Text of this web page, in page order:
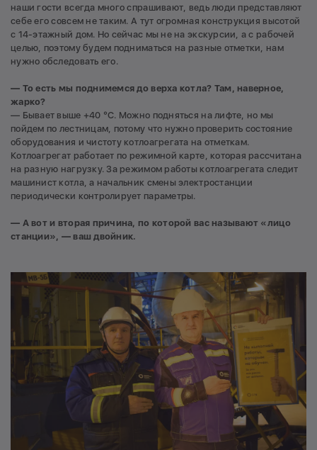
наши гости всегда много спрашивают, ведь люди представляют
себе его совсем не таким. А тут огромная конструкция высотой
с 14-этажный дом. Но сейчас мы не на экскурсии, а с рабочей
целью, поэтому будем подниматься на разные отметки, нам
нужно обследовать его.
— То есть мы поднимемся до верха котла? Там, наверное,
жарко?
— Бывает выше +40 °С. Можно подняться на лифте, но мы
пойдем по лестницам, потому что нужно проверить состояние
оборудования и чистоту котлоагрегата на отметкам.
Котлоагрегат работает по режимной карте, которая рассчитана
на разную нагрузку. За режимом работы котлоагрегата следит
машинист котла, а начальник смены электростанции
периодически контролирует параметры.
— А вот и вторая причина, по которой вас называют «лицо
станции», — ваш двойник.